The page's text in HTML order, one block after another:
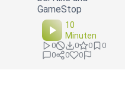
GameStop
10
Minuten
0 0 0
0
0
0 0